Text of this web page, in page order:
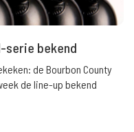
serie bekend
de Bourbon County
de line-up bekend